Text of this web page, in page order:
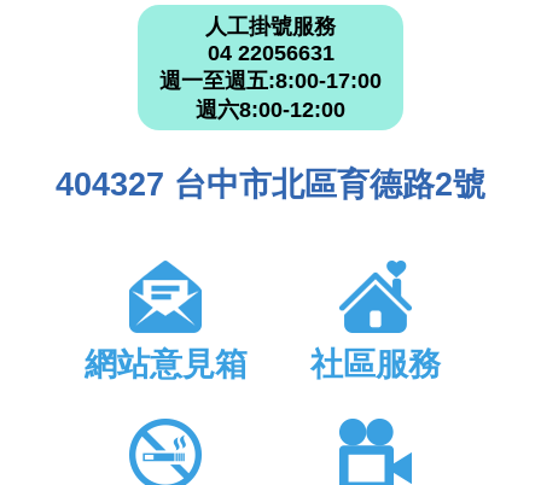
人工掛號服務
04 22056631
週一至週五:8:00-17:00
週六8:00-12:00
404327 台中市北區育德路2號
網站意見箱 社區服務